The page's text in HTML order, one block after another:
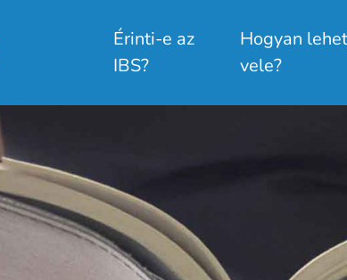
Érinti-e az
IBS?
Hogyan
vele?